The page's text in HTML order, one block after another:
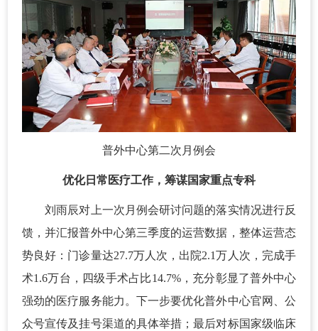
普外中心第二次月例会
优化日常医疗工作，筹谋国家重点专科
刘雨辰对上一次月例会研讨问题的落实情况进行反
馈，并汇报普外中心第三季度的运营数据，整体运营态
势良好：门诊量达27.7万人次，出院2.1万人次，完成手
术1.6万台，四级手术占比14.7%，充分彰显了普外中心
强劲的医疗服务能力。下一步要优化普外中心官网、公
众号宣传及挂号渠道的具体举措；最后对标国家级临床